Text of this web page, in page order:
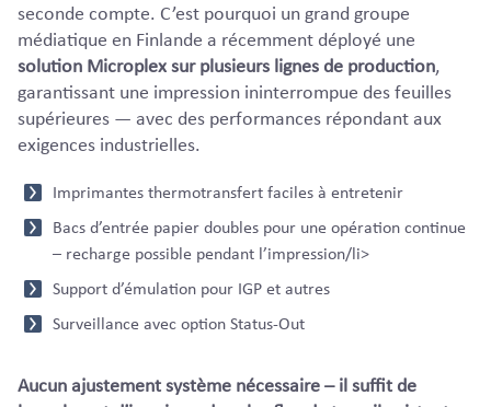
seconde compte. C’est pourquoi un grand groupe
médiatique en Finlande a récemment déployé une
solution Microplex sur plusieurs lignes de production,
garantissant une impression ininterrompue des feuilles
supérieures — avec des performances répondant aux
exigences industrielles.
Imprimantes thermotransfert faciles à entretenir
Bacs d’entrée papier doubles pour une opération continue
– recharge possible pendant l’impression/li>
Support d’émulation pour IGP et autres
Surveillance avec option Status-Out
Aucun ajustement système nécessaire – il suffit de